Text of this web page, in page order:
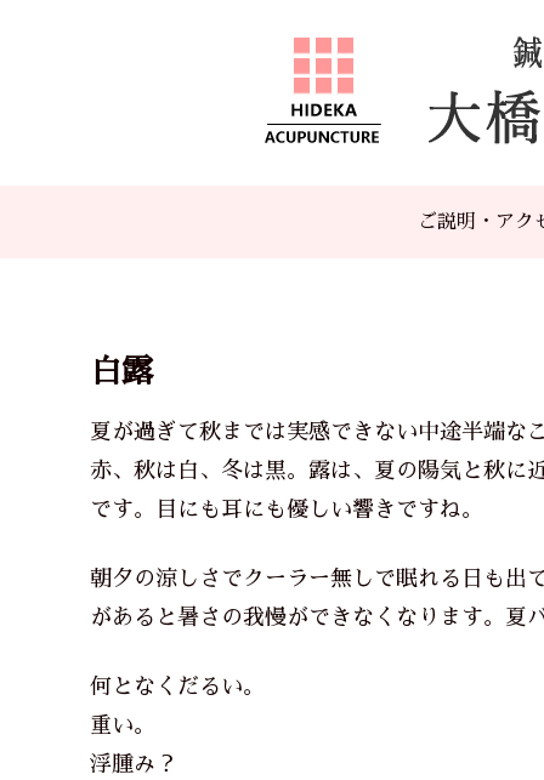
ご説明・アク
白露
夏が過ぎて秋までは実感できない中途半端な
赤、秋は白、冬は黒。露は、夏の陽気と秋に
です。目にも耳にも優しい響きですね。
朝夕の涼しさでクーラー無しで眠れる日も出
があると暑さの我慢ができなくなります。夏
何となくだるい。
重い。
浮腫み？